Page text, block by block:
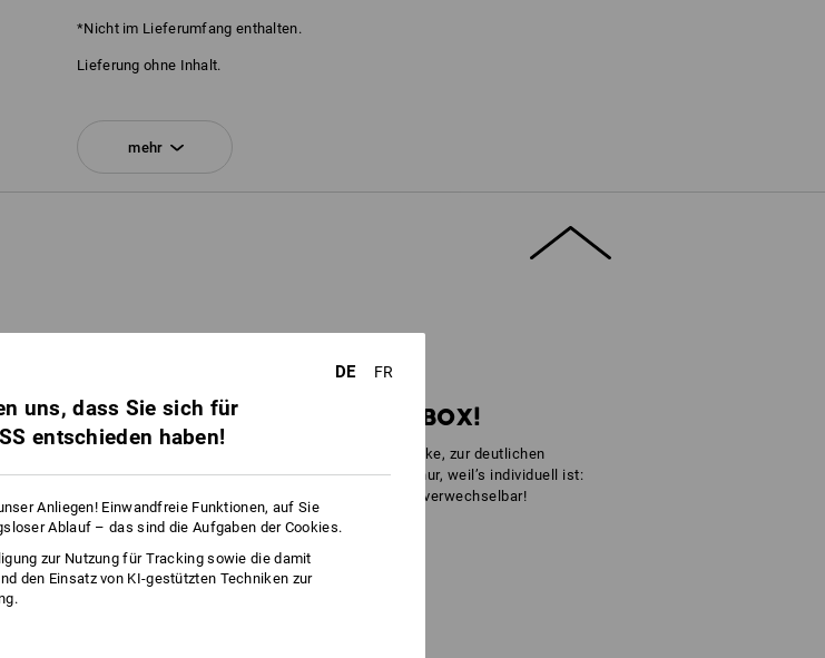
*Nicht im Lieferumfang enthalten.
Lieferung ohne Inhalt.
SET BESTEHEND AUS:
1xSTRAUSSbox 145 midi N
Farbe: schwarz
mehr
GANZ KLAR IHRE BOX!
Ob zur Trennung unterschiedlicher Gewerke, zur deutlichen
Kennzeichnung des Inhalts oder ganz einfach nur, weil’s individuell ist:
Die CI-STRAUSSboxen sind einfach unverwechselbar!
DE FR
uns, dass Sie sich für
entschieden haben!
Anliegen! Einwandfreie Funktionen, auf Sie
Ablauf – das sind die Aufgaben der Cookies.
zur Nutzung für Tracking sowie die damit
den Einsatz von KI-gestützten Techniken zur